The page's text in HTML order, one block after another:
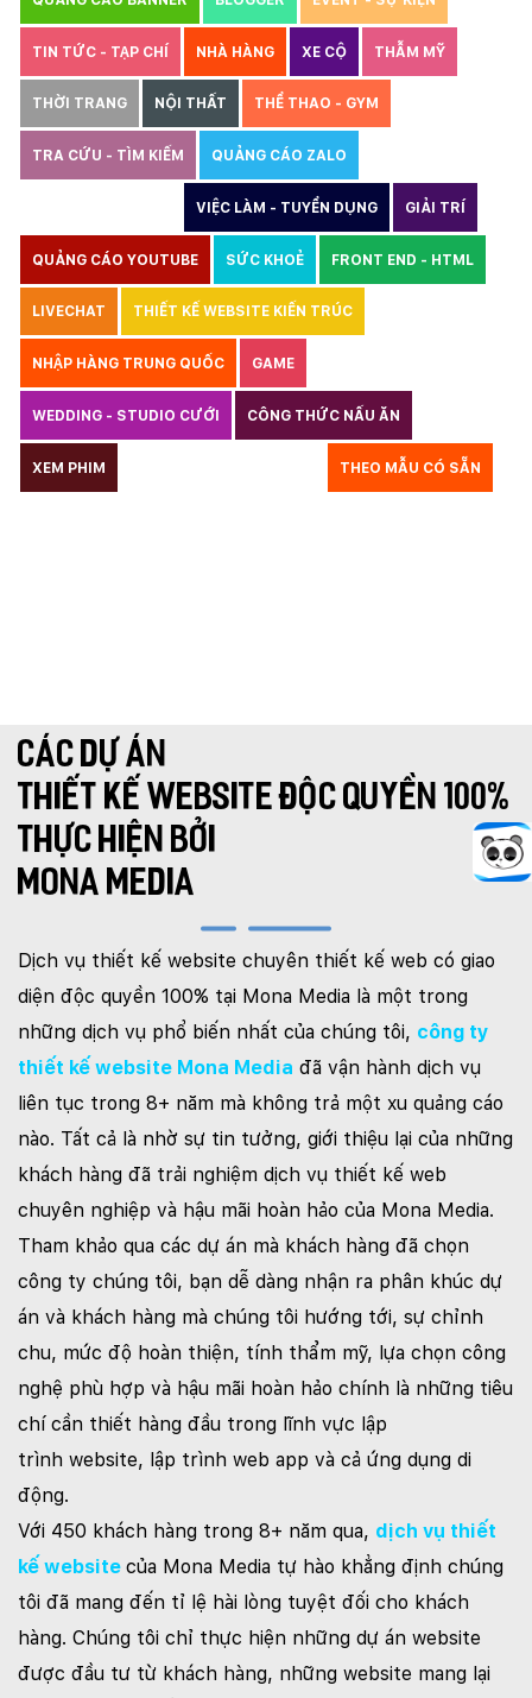
TIN TỨC - TẠP CHÍ NHÀ HÀNG XE CỘ THẪM MỸ
THỜI TRANG NỘI THẤT THỂ THAO - GYM
TRA CỨU - TÌM KIẾM QUẢNG CÁO ZALO
VIỆC LÀM - TUYỂN DỤNG GIẢI TRÍ
QUẢNG CÁO YOUTUBE SỨC KHOẺ FRONT END - HTML
LIVECHAT THIẾT KẾ WEBSITE KIẾN TRÚC
NHẬP HÀNG TRUNG QUỐC GAME
WEDDING - STUDIO CƯỚI CÔNG THỨC NẤU ĂN
XEM PHIM THEO MẪU CÓ SẴN
CÁC DỰ ÁN
THIẾT KẾ WEBSITE ĐỘC QUYỀN 100%
THỰC HIỆN BỞI
MONA MEDIA
Dịch vụ thiết kế website chuyên thiết kế web có giao
diện độc quyền 100% tại Mona Media là một trong
những dịch vụ phổ biến nhất của chúng tôi, công ty
thiết kế website Mona Media đã vận hành dịch vụ
liên tục trong 8+ năm mà không trả một xu quảng cáo
nào. Tất cả là nhờ sự tin tưởng, giới thiệu lại của những
khách hàng đã trải nghiệm dịch vụ thiết kế web
chuyên nghiệp và hậu mãi hoàn hảo của Mona Media.
Tham khảo qua các dự án mà khách hàng đã chọn
công ty chúng tôi, bạn dễ dàng nhận ra phân khúc dự
án và khách hàng mà chúng tôi hướng tới, sự chỉnh
chu, mức độ hoàn thiện, tính thẩm mỹ, lựa chọn công
nghệ phù hợp và hậu mãi hoàn hảo chính là những tiêu
chí cần thiết hàng đầu trong lĩnh vực lập
trình website, lập trình web app và cả ứng dụng di
động.
Với 450 khách hàng trong 8+ năm qua, dịch vụ thiết
kế website của Mona Media tự hào khẳng định chúng
tôi đã mang đến tỉ lệ hài lòng tuyệt đối cho khách
hàng. Chúng tôi chỉ thực hiện những dự án website
được đầu tư từ khách hàng, những website mang lại
khách qua hệ thống SMS tự động. Nếu cần hỗ trợ thêm
xin vui lòng gọi
1900 636 648